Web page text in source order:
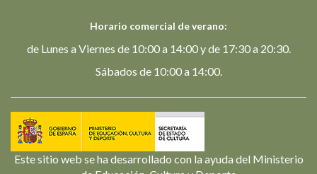
Horario comercial de verano:
de Lunes a Viernes de 10:00 a 14:00 y de 17:30 a 20:30.
Sábados de 10:00 a 14:00.
Este sitio web se ha desarrollado con la ayuda del Ministerio